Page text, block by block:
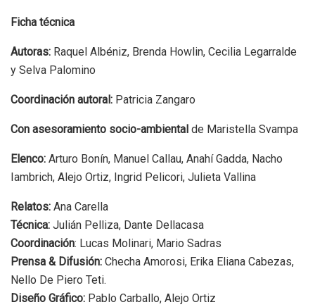
Ficha técnica
Autoras: Raquel Albéniz, Brenda Howlin, Cecilia Legarralde
y Selva Palomino
Coordinación autoral: Patricia Zangaro
Con asesoramiento socio-ambiental de Maristella Svampa
Elenco: Arturo Bonín, Manuel Callau, Anahí Gadda, Nacho
Iambrich, Alejo Ortiz, Ingrid Pelicori, Julieta Vallina
Relatos: Ana Carella
Técnica: Julián Pelliza, Dante Dellacasa
Coordinación: Lucas Molinari, Mario Sadras
Prensa & Difusión: Checha Amorosi, Erika Eliana Cabezas,
Nello De Piero Teti.
Diseño Gráfico: Pablo Carballo, Alejo Ortiz